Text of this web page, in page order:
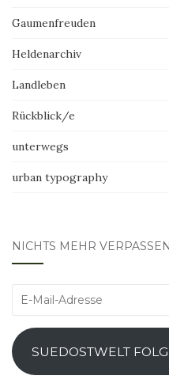
Gaumenfreuden
Heldenarchiv
Landleben
Rückblick/e
unterwegs
urban typography
NICHTS MEHR
E-
Adresse
SUEDOSTWELT